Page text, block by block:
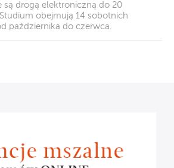
są drogą elektroniczną do 20
obejmują 14 sobotnich
października do czerwca.